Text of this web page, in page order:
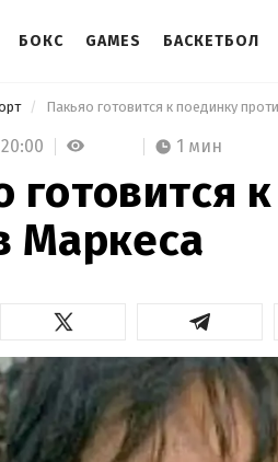
БОКС GAMES БАСКЕТБОЛ
Пакьяо готовится к поединку
20:00 1 мин
готовится
Маркеса